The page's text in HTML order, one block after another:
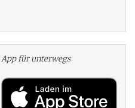
App für unterwegs